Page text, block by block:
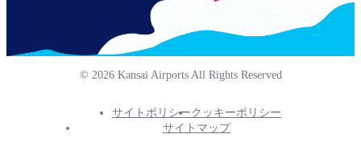
© 2026 Kansai Airports All Rights Reserved
サイトポリシークッキーポリシー
サイトマップ